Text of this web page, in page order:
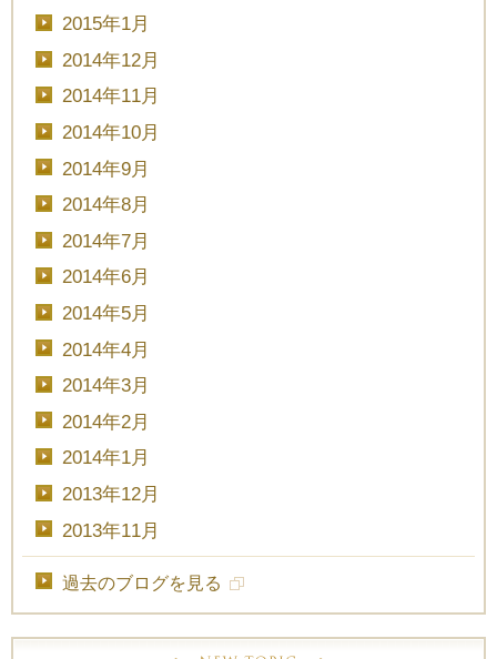
2015年1月
2014年12月
2014年11月
2014年10月
2014年9月
2014年8月
2014年7月
2014年6月
2014年5月
2014年4月
2014年3月
2014年2月
2014年1月
2013年12月
2013年11月
過去のブログを見る